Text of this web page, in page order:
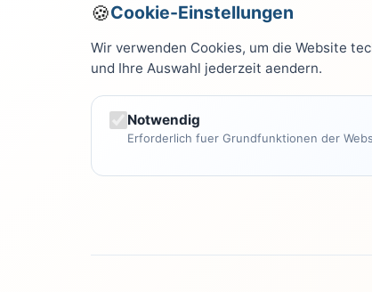
ÜberLeitfaden.net
Leitfaden.net ist Ihre zentrale
verständliche und praxisnahe
Leser auf unsere fundierten Artikel.
Cookie-Einstellungen
Wir verwenden Cookies, um die Website
und Ihre Auswahl jederzeit aendern.
Notwendig
Erforderlich fuer Grundfunktionen der